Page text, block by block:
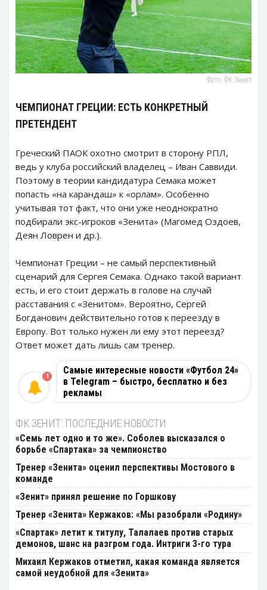
Фото: ФК Зенит
ЧЕМПИОНАТ ГРЕЦИИ: ЕСТЬ КОНКРЕТНЫЙ
ПРЕТЕНДЕНТ
Греческий ПАОК охотно смотрит в сторону РПЛ,
ведь у клуба российский владелец – Иван Саввиди.
Поэтому в теории кандидатура Семака может
попасть «на карандаш» к «орлам». Особенно
учитывая тот факт, что они уже неоднократно
подбирали экс-игроков «Зенита» (Магомед Оздоев,
Деян Ловрен и др.).
Чемпионат Греции – не самый перспективный
сценарий для Сергея Семака. Однако такой вариант
есть, и его стоит держать в голове на случай
расставания с «Зенитом». Вероятно, Сергей
Богданович действительно готов к переезду в
Европу. Вот только нужен ли ему этот переезд?
Ответ может дать лишь сам тренер.
Самые интересные новости «Футбол 24»
в Telegram – быстро, бесплатно и без
рекламы
1
ФК ЗЕНИТ: ПОСЛЕДНИЕ НОВОСТИ
«Семь лет одно и то же». Соболев высказался о
борьбе «Спартака» за чемпионство
Тренер «Зенита» оценил перспективы Мостового в
команде
«Зенит» принял решение по Горшкову
Тренер «Зенита» Кержаков: «Мы разобрали «Родину»
«Спартак» летит к титулу, Талалаев против старых
демонов, шанс на разгром года. Интриги 3-го тура
Михаил Кержаков отметил, какая команда является
самой неудобной для «Зенита»